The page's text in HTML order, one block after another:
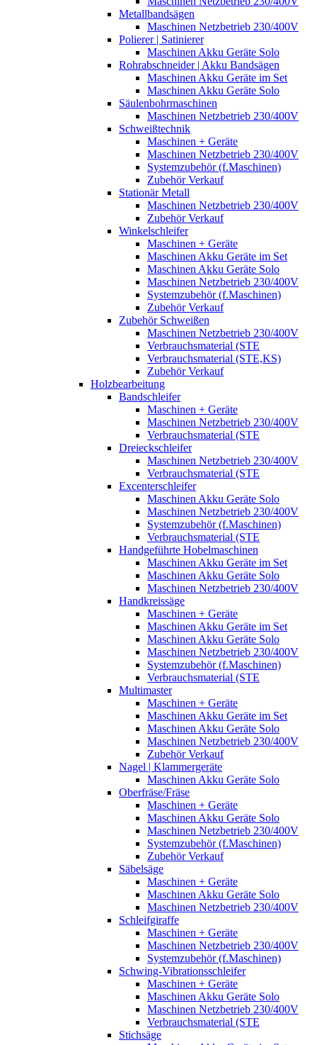
Metallbandsägen
Maschinen Netzbetrieb 230/400V
Polierer | Satinierer
Maschinen Akku Geräte Solo
Rohrabschneider | Akku Bandsägen
Maschinen Akku Geräte im Set
Maschinen Akku Geräte Solo
Säulenbohrmaschinen
Maschinen Netzbetrieb 230/400V
Schweißtechnik
Maschinen + Geräte
Maschinen Netzbetrieb 230/400V
Systemzubehör (f.Maschinen)
Zubehör Verkauf
Stationär Metall
Maschinen Netzbetrieb 230/400V
Zubehör Verkauf
Winkelschleifer
Maschinen + Geräte
Maschinen Akku Geräte im Set
Maschinen Akku Geräte Solo
Maschinen Netzbetrieb 230/400V
Systemzubehör (f.Maschinen)
Zubehör Verkauf
Zubehör Schweißen
Maschinen Netzbetrieb 230/400V
Verbrauchsmaterial (STE
Verbrauchsmaterial (STE,KS)
Zubehör Verkauf
Holzbearbeitung
Bandschleifer
Maschinen + Geräte
Maschinen Netzbetrieb 230/400V
Verbrauchsmaterial (STE
Dreieckschleifer
Maschinen Netzbetrieb 230/400V
Verbrauchsmaterial (STE
Excenterschleifer
Maschinen Akku Geräte Solo
Maschinen Netzbetrieb 230/400V
Systemzubehör (f.Maschinen)
Verbrauchsmaterial (STE
Handgeführte Hobelmaschinen
Maschinen Akku Geräte im Set
Maschinen Akku Geräte Solo
Maschinen Netzbetrieb 230/400V
Handkreissäge
Maschinen + Geräte
Maschinen Akku Geräte im Set
Maschinen Akku Geräte Solo
Maschinen Netzbetrieb 230/400V
Systemzubehör (f.Maschinen)
Verbrauchsmaterial (STE
Multimaster
Maschinen + Geräte
Maschinen Akku Geräte im Set
Maschinen Akku Geräte Solo
Maschinen Netzbetrieb 230/400V
Zubehör Verkauf
Nagel | Klammergeräte
Maschinen Akku Geräte Solo
Oberfräse/Fräse
Maschinen + Geräte
Maschinen Akku Geräte Solo
Maschinen Netzbetrieb 230/400V
Systemzubehör (f.Maschinen)
Zubehör Verkauf
Säbelsäge
Maschinen + Geräte
Maschinen Akku Geräte Solo
Maschinen Netzbetrieb 230/400V
Schleifgiraffe
Maschinen + Geräte
Maschinen Netzbetrieb 230/400V
Systemzubehör (f.Maschinen)
Schwing-Vibrationsschleifer
Maschinen + Geräte
Maschinen Akku Geräte Solo
Maschinen Netzbetrieb 230/400V
Verbrauchsmaterial (STE
Stichsäge